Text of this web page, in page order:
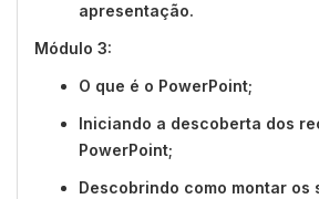
apresentação.
Módulo 3:
O que é o PowerPoint;
Iniciando a descoberta dos
PowerPoint;
Descobrindo como montar os